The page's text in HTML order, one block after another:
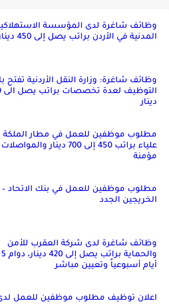
وظائف شاغرة لدى المؤسسة
المدنية في الأردن براتب يصل إلى 450 دينار
وظائف شاغرة: وزارة النقل الأردنية تفتح
دينار
مطلوب موظفين للعمل في مطار الملكة
علياء براتب 450 إلى 700 دينار والمواصلات
مؤمنة
مطلوب موظفين للعمل في بنك الاتحاد –
الخريجين الجدد
وظائف شاغرة لدى شركة العقرب للأمن
والحماية براتب يصل إلى 420 دينار، دوام 5
أيام أسبوعياً وتعيين مباشر
اعلان توظيف مطلوب موظفين للعمل